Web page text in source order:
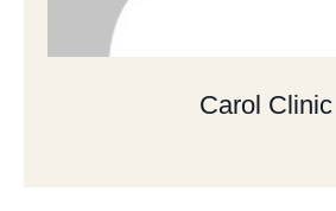
Carol Clinic